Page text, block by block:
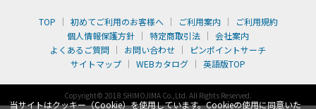
当サイトはクッキー（Cookie）を使用しています。Cookieの使用に同意いた
TOP 初めてご利用のお客様へ ご利用案内
ご利用規約
個人情報保護方針
特定商取引法
会社案内
よくあるご質問
お問い合わせ
ピンポイントサーチ
サイトマップ
WEBカタログ 英語版TOP
Copyright© 2018 SHIMOJIMA Co.,Ltd. All Rights Reserved.